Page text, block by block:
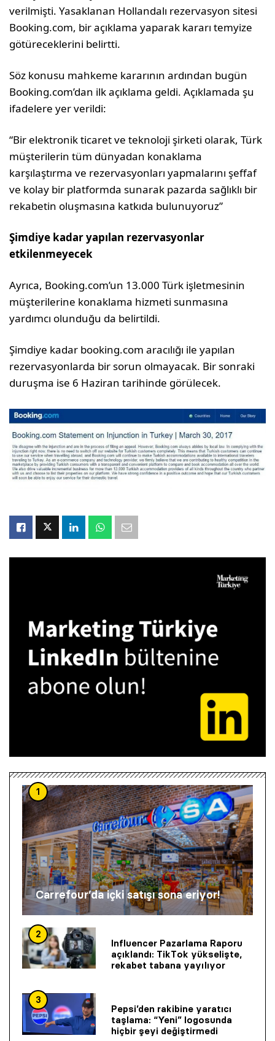
verilmişti. Yasaklanan Hollandalı rezervasyon sitesi
Booking.com, bir açıklama yaparak kararı temyize
götüreceklerini belirtti.
Söz konusu mahkeme kararının ardından bugün
Booking.com’dan ilk açıklama geldi. Açıklamada şu
ifadelere yer verildi:
“Bir elektronik ticaret ve teknoloji şirketi olarak, Türk
müşterilerin tüm dünyadan konaklama
karşılaştırma ve rezervasyonları yapmalarını şeffaf
ve kolay bir platformda sunarak pazarda sağlıklı bir
rekabetin oluşmasına katkıda bulunuyoruz”
Şimdiye kadar yapılan rezervasyonlar
etkilenmeyecek
Ayrıca, Booking.com’un 13.000 Türk işletmesinin
müşterilerine konaklama hizmeti sunmasına
yardımcı olunduğu da belirtildi.
Şimdiye kadar booking.com aracılığı ile yapılan
rezervasyonlarda bir sorun olmayacak. Bir sonraki
duruşma ise 6 Haziran tarihinde görülecek.
1
Carrefour’da içki satışı sona eriyor!
2
Influencer Pazarlama Raporu
açıklandı: TikTok yükselişte,
rekabet tabana yayılıyor
3
Pepsi’den rakibine yaratıcı
taşlama: “Yeni” logosunda
hiçbir şeyi değiştirmedi